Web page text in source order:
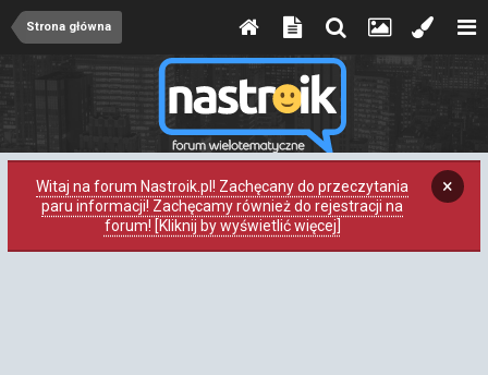
Strona główna
Witaj na forum Nastroik.pl! Zachęcany do przeczytania
paru informacji! Zachęcamy również do rejestracji na
forum! [Kliknij by wyświetlić więcej]
×